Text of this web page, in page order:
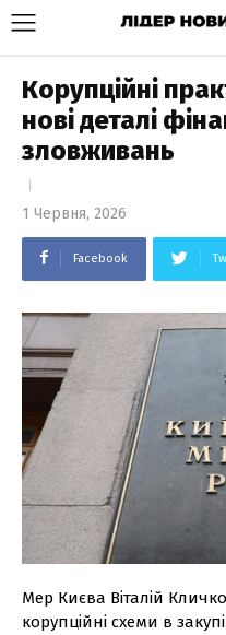
Корупційні
нові деталі
зловживань
1 Червня, 2026
Facebook
Мер Києва Віталій
корупційні схеми в